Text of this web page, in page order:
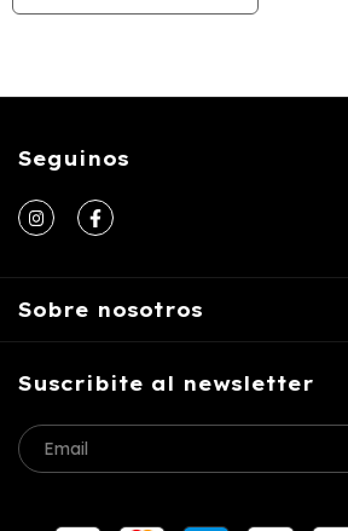
Seguinos
Sobre nosotros
Suscribite al newsletter